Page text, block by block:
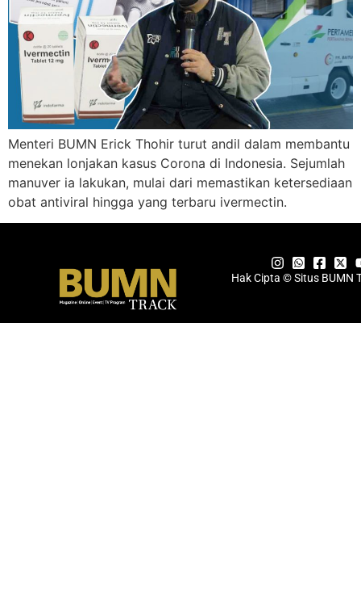
Menteri BUMN Erick Thohir turut andil dalam membantu
menekan lonjakan kasus Corona di Indonesia. Sejumlah
manuver ia lakukan, mulai dari memastikan ketersediaan
obat antiviral hingga yang terbaru ivermectin.
Hak Cipta © Situs BUMN